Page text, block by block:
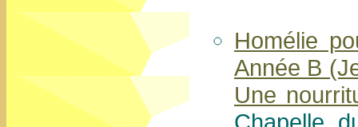
Homélie
Année B
Une